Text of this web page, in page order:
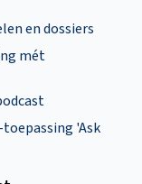
en dossiers
mét
'Ask